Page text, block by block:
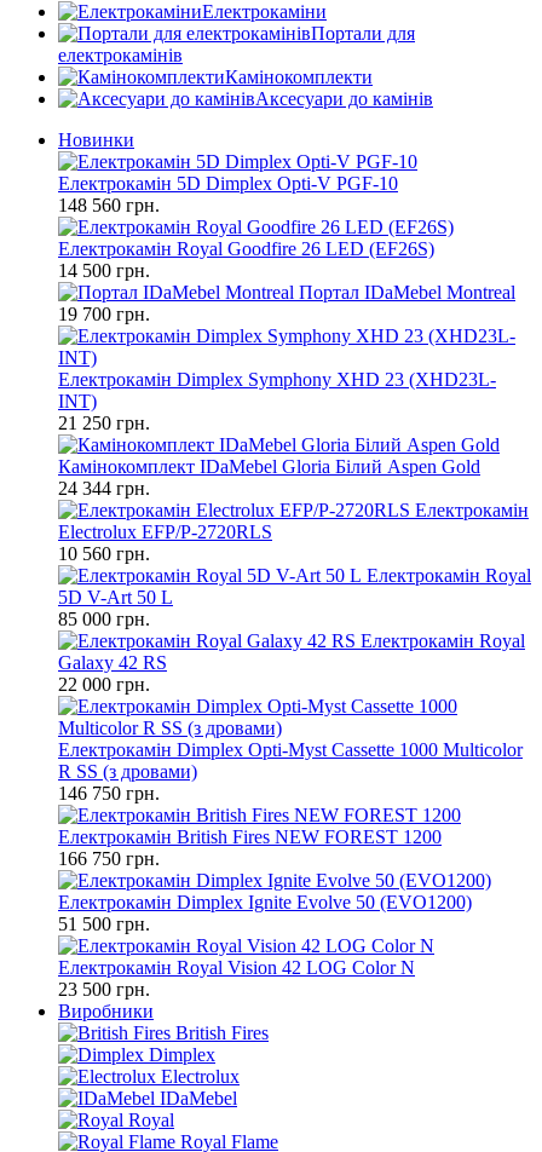
Електрокаміни
Портали для
електрокамінів
Камінокомплекти
Аксесуари до камінів
Новинки
Електрокамін 5D Dimplex Opti-V PGF-10
148 560 грн.
Електрокамін Royal Goodfire 26 LED (EF26S)
14 500 грн.
Портал IDaMebel Montreal
19 700 грн.
Електрокамін Dimplex Symphony XHD 23 (XHD23L-
INT)
21 250 грн.
Камінокомплект IDaMebel Gloria Білий Aspen Gold
24 344 грн.
Електрокамін
Electrolux EFP/P-2720RLS
10 560 грн.
Електрокамін Royal
5D V-Art 50 L
85 000 грн.
Електрокамін Royal
Galaxy 42 RS
22 000 грн.
Електрокамін Dimplex Opti-Myst Cassette 1000 Multicolor
R SS (з дровами)
146 750 грн.
Електрокамін British Fires NEW FOREST 1200
166 750 грн.
Електрокамін Dimplex Ignite Evolve 50 (EVO1200)
51 500 грн.
Електрокамін Royal Vision 42 LOG Color N
23 500 грн.
Виробники
British Fires
Dimplex
Electrolux
IDaMebel
Royal
Royal Flame